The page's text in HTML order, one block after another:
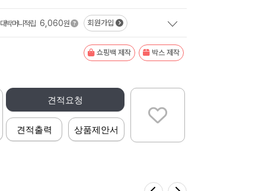
대박머니적립 6,060원 회원가입
쇼핑백 제작 박스 제작
견적요청
견적출력 상품제안서